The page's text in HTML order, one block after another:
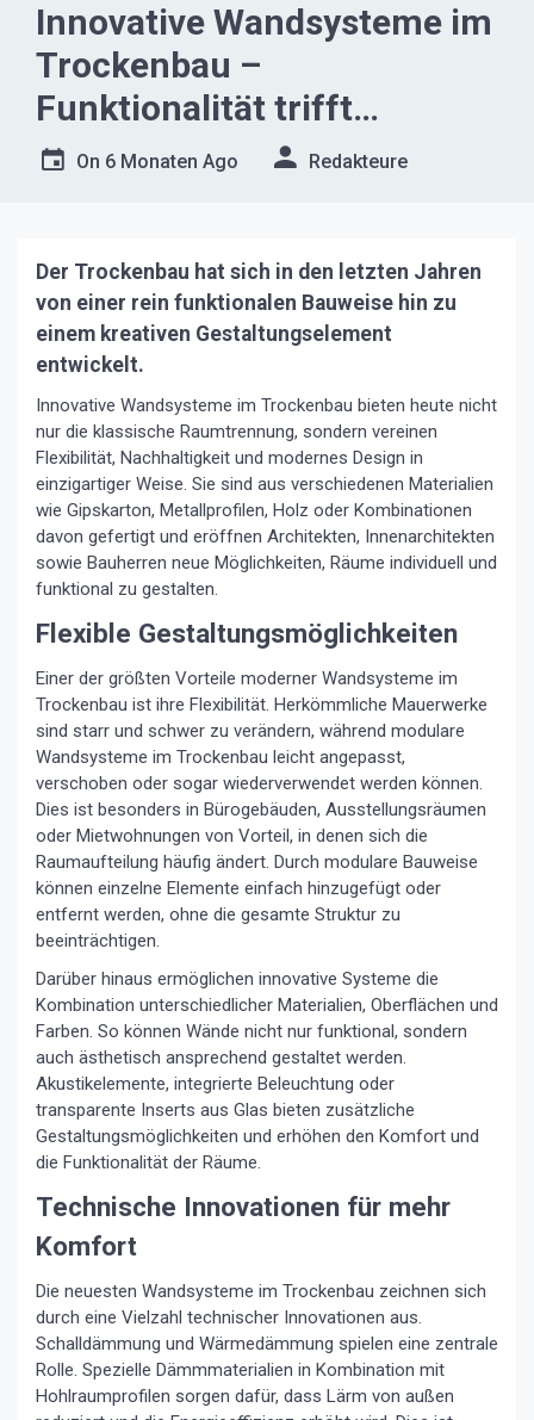
Innovative Wandsysteme im
Trockenbau –
Funktionalität trifft
modernes Design
On 6 Monaten Ago Redakteure
Der Trockenbau hat sich in den letzten Jahren
von einer rein funktionalen Bauweise hin zu
einem kreativen Gestaltungselement
entwickelt.
Innovative Wandsysteme im Trockenbau bieten heute nicht
nur die klassische Raumtrennung, sondern vereinen
Flexibilität, Nachhaltigkeit und modernes Design in
einzigartiger Weise. Sie sind aus verschiedenen Materialien
wie Gipskarton, Metallprofilen, Holz oder Kombinationen
davon gefertigt und eröffnen Architekten, Innenarchitekten
sowie Bauherren neue Möglichkeiten, Räume individuell und
funktional zu gestalten.
Flexible Gestaltungsmöglichkeiten
Einer der größten Vorteile moderner Wandsysteme im
Trockenbau ist ihre Flexibilität. Herkömmliche Mauerwerke
sind starr und schwer zu verändern, während modulare
Wandsysteme im Trockenbau leicht angepasst,
verschoben oder sogar wiederverwendet werden können.
Dies ist besonders in Bürogebäuden, Ausstellungsräumen
oder Mietwohnungen von Vorteil, in denen sich die
Raumaufteilung häufig ändert. Durch modulare Bauweise
können einzelne Elemente einfach hinzugefügt oder
entfernt werden, ohne die gesamte Struktur zu
beeinträchtigen.
Darüber hinaus ermöglichen innovative Systeme die
Kombination unterschiedlicher Materialien, Oberflächen und
Farben. So können Wände nicht nur funktional, sondern
auch ästhetisch ansprechend gestaltet werden.
Akustikelemente, integrierte Beleuchtung oder
transparente Inserts aus Glas bieten zusätzliche
Gestaltungsmöglichkeiten und erhöhen den Komfort und
die Funktionalität der Räume.
Technische Innovationen für mehr
Komfort
Die neuesten Wandsysteme im Trockenbau zeichnen sich
durch eine Vielzahl technischer Innovationen aus.
Schalldämmung und Wärmedämmung spielen eine zentrale
Rolle. Spezielle Dämmmaterialien in Kombination mit
Hohlraumprofilen sorgen dafür, dass Lärm von außen